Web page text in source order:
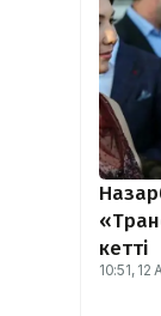
кетті
10:51, 12